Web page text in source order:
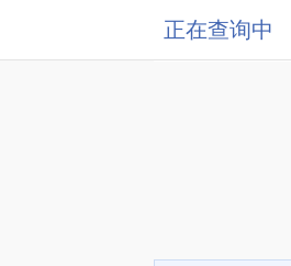
正在查询中